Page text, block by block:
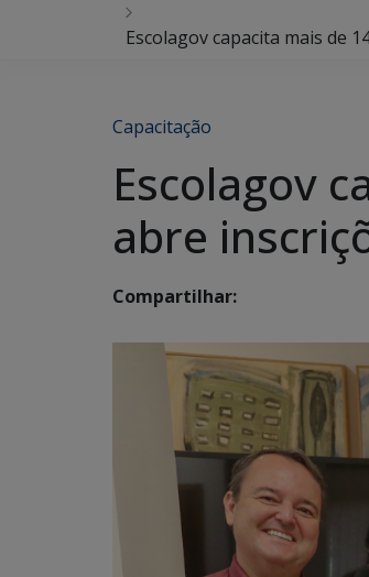
Escolagov capacita mais de
Capacitação
Escolagov
abre
Compartilhar: